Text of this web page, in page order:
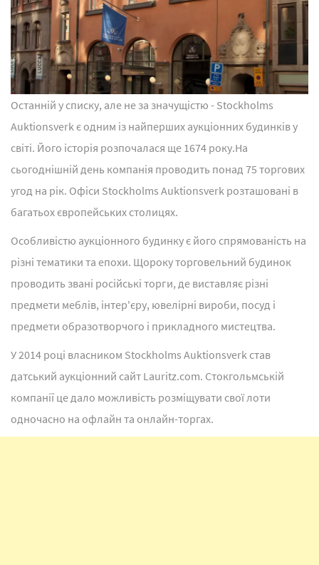
Останній у списку, але не за значущістю - Stockholms
Auktionsverk є одним із найперших аукціонних будинків у
світі. Його історія розпочалася ще 1674 року.На
сьогоднішній день компанія проводить понад 75 торгових
угод на рік. Офіси Stockholms Auktionsverk розташовані в
багатьох європейських столицях.
Особливістю аукціонного будинку є його спрямованість на
різні тематики та епохи. Щороку торговельний будинок
проводить звані російські торги, де виставляє різні
предмети меблів, інтер'єру, ювелірні вироби, посуд і
предмети образотворчого і прикладного мистецтва.
У 2014 році власником Stockholms Auktionsverk став
датський аукціонний сайт Lauritz.com. Стокгольмській
компанії це дало можливість розміщувати свої лоти
одночасно на офлайн та онлайн-торгах.